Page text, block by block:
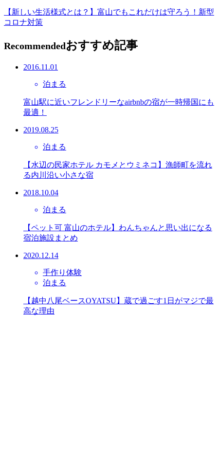
【新しい生活様式とは？】富山でもこれだけは守ろう！新型
コロナ対策
Recommendedおすすめ記事
2016.11.01
泊まる
富山駅に近いフレンドリーなairbnbの宿が一時帰国にも
最適！
2019.08.25
泊まる
【水辺の民家ホテル カモメとウミネコ】漁師町を流れ
る内川沿い小さな宿
2018.10.04
泊まる
【ペット可 富山のホテル】わんちゃんと思い出になる
宿泊施設まとめ
2020.12.14
手作り体験
泊まる
【越中八尾ベースOYATSU】蔵で過ごす1日がマジで最
高な理由